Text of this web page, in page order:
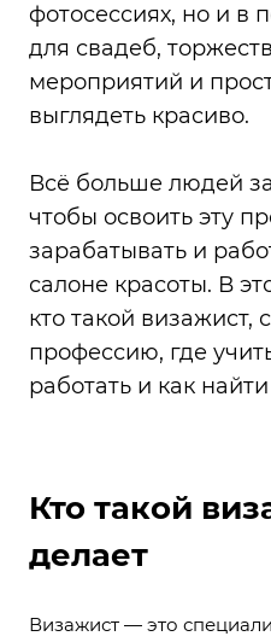
фотосессиях, но и в
для свадеб,
мероприятий и
выглядеть красиво.
Всё больше людей
чтобы освоить эту
зарабатывать и
салоне красоты. В
кто такой визажист,
профессию, где
работать и как
Кто такой
делает
Визажист — это